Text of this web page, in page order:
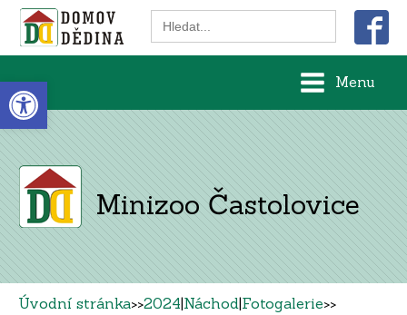
Open toolbar
Search
for:
Menu
Minizoo Častolovice
Úvodní stránka>>2024|Náchod|Fotogalerie>>